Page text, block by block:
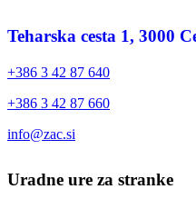
Teharska cesta 1, 3000
+386 3 42 87 640
+386 3 42 87 660
info@zac.si
Uradne ure za stranke